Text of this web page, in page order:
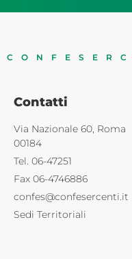
Contatti
Via Nazionale 60, Roma
00184
Tel. 06-47251
Fax 06-4746886
confes@confesercenti.it
Sedi Territoriali